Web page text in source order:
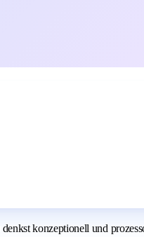
konzeptionell und